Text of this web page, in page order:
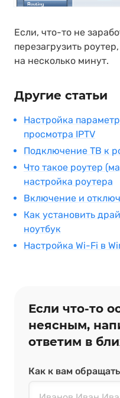
Если, что-то не
перезагрузить
на несколько минут.
Другие статьи
Настройка
просмотра IPTV
Подключение ТВ к
Что такое роутер
настройка роутера
Включение и
Как установить
ноутбук
Настройка Wi-Fi в
Если что‑то
неясным,
ответим в
Как к вам